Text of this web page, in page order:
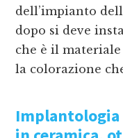
dell’impianto
dopo si deve
che è il
la colorazione
Implantologia